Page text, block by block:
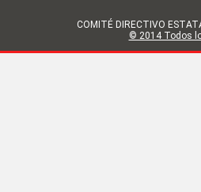
COMITÉ DIRECTIVO
© 2014 Todos